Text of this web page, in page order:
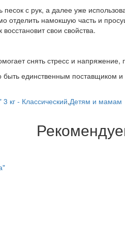
с рук, а далее уже
отделить намокшую часть и
свои свойства.
снять стресс и
быть единственным поставщиком
кг - Классический,Детям и мамам